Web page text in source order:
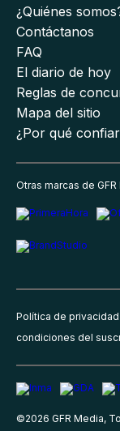
¿Quiénes
Contáctanos
FAQ
El diario de hoy
Reglas de
Mapa del sitio
¿Por qué
Otras marcas de GFR
Política de privacidad
condiciones del
©2026 GFR Media,